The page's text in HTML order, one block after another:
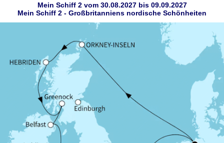
Mein Schiff 2 vom 30.08.2027 bis 09.09.2027
Mein Schiff 2 - Großbritanniens nordische Schönheiten